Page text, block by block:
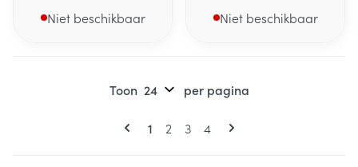
Niet beschikbaar Niet beschikbaar
Pagina's
U lees momenteel pagina
1 Pagina
2 Pagina
3 Pagina
4
Toon per pagina